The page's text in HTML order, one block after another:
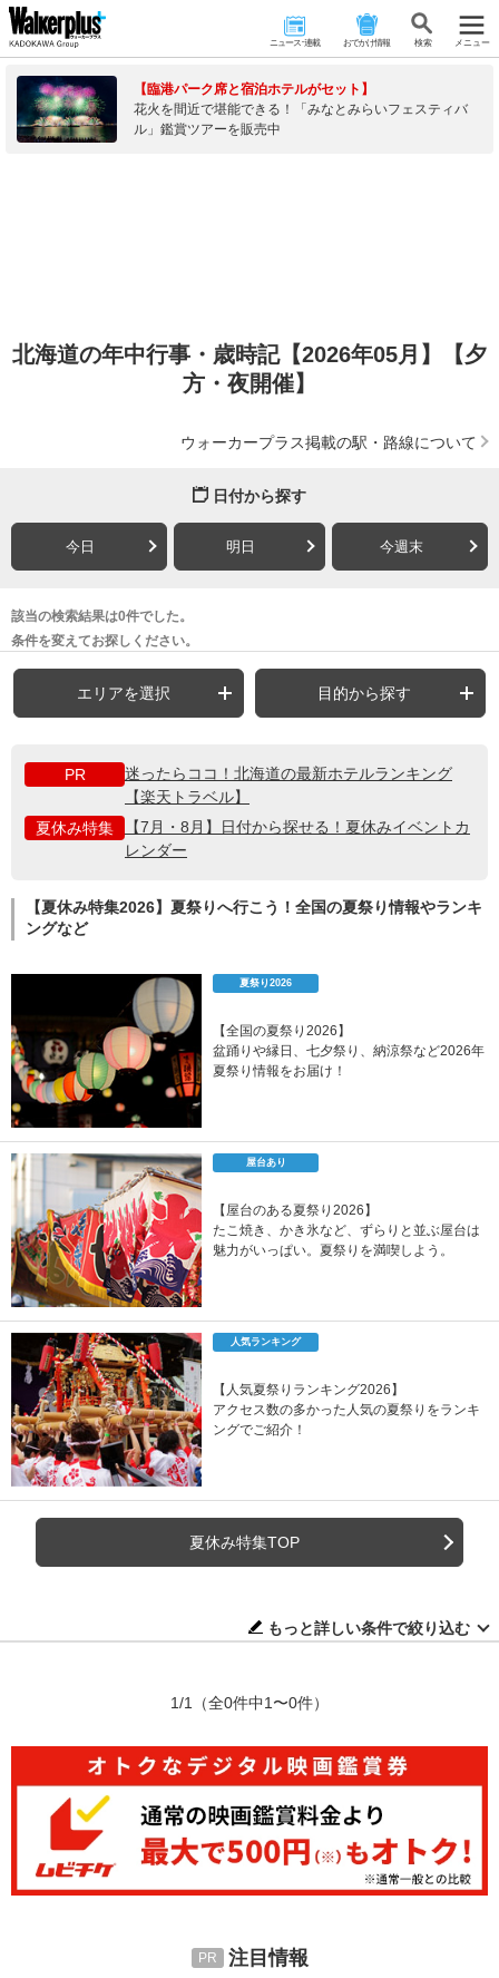
ニュース･連載 おでかけ情報 検 索 メニュー
【臨港パーク席と宿泊ホテルがセット】
花火を間近で堪能できる！「みなとみらいフェスティバ
ル」鑑賞ツアーを販売中
北海道の年中行事・歳時記【2026年05月】【夕
方・夜開催】
ウォーカープラス掲載の駅・路線について
日付から探す
今日 明日 今週末
該当の検索結果は0件でした。
条件を変えてお探しください。
エリアを選択 目的から探す
PR
迷ったらココ！北海道の最新ホテルランキング
【楽天トラベル】
夏休み特集
【7月・8月】日付から探せる！夏休みイベントカ
レンダー
【夏休み特集2026】夏祭りへ行こう！全国の夏祭り情報やランキ
ングなど
夏祭り2026
【全国の夏祭り2026】
盆踊りや縁日、七夕祭り、納涼祭など2026年
夏祭り情報をお届け！
屋台あり
【屋台のある夏祭り2026】
たこ焼き、かき氷など、ずらりと並ぶ屋台は
魅力がいっぱい。夏祭りを満喫しよう。
人気ランキング
【人気夏祭りランキング2026】
アクセス数の多かった人気の夏祭りをランキ
ングでご紹介！
夏休み特集TOP
もっと詳しい条件で絞り込む
1/1 （全0件中1〜0件）
注目情報